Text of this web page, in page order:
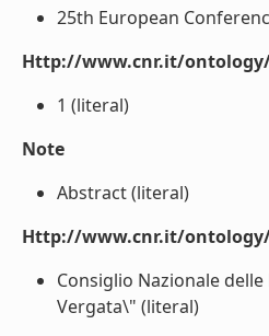
25th European
Http://www.cnr.it/
1 (literal)
Note
Abstract (literal)
Http://www.cnr.it/
Consiglio Nazionale
Vergata\" (literal)